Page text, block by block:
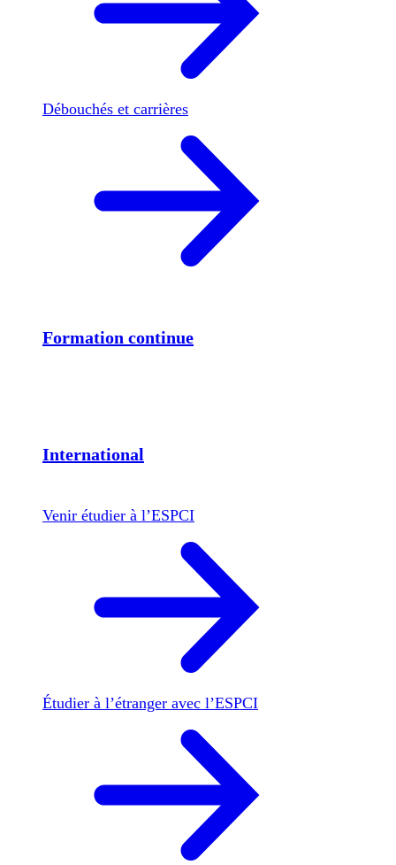
Débouchés et carrières
Formation continue
International
Venir étudier à l’ESPCI
Étudier à l’étranger avec l’ESPCI